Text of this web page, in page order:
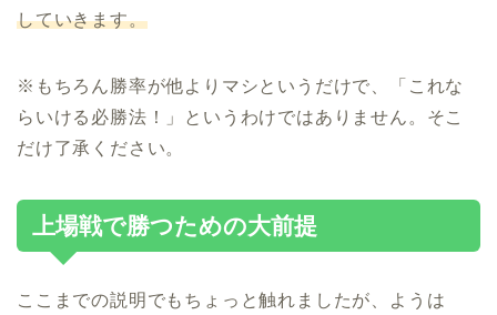
していきます。
※もちろん勝率が他よりマシというだけで、「これな
らいける必勝法！」というわけではありません。そこ
だけ了承ください。
上場戦で勝つための大前提
ここまでの説明でもちょっと触れましたが、ようは